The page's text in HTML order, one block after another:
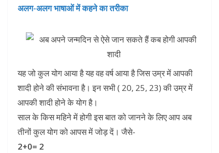
अलग-अलग भाषाओं में कहने का तरीका
यह जो कुल योग आया है यह वह वर्ष आया है जिस उम्र में आपकी
शादी होने की संभावना है। इन सभी ( 20, 25, 23) की उम्र में
आपकी शादी होने के योग है।
साल के किस महिने में होगी इस बात को जानने के लिए आप अब
तीनों कुल योग को आपस में जोड़ दें। जैसे-
2+0= 2